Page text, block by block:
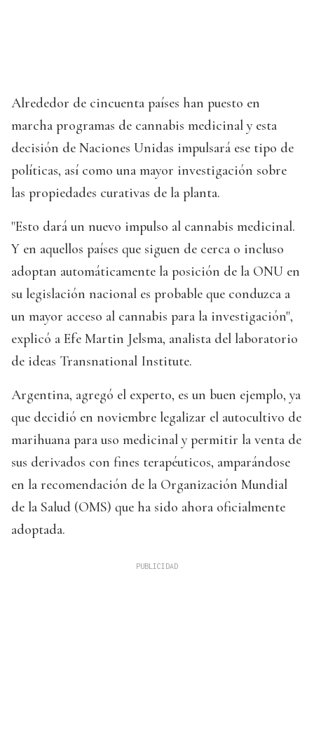
Alrededor de cincuenta países han puesto en
marcha programas de cannabis medicinal y esta
decisión de Naciones Unidas impulsará ese tipo de
políticas, así como una mayor investigación sobre
las propiedades curativas de la planta.
"Esto dará un nuevo impulso al cannabis medicinal.
Y en aquellos países que siguen de cerca o incluso
adoptan automáticamente la posición de la ONU en
su legislación nacional es probable que conduzca a
un mayor acceso al cannabis para la investigación",
explicó a Efe Martin Jelsma, analista del laboratorio
de ideas Transnational Institute.
Argentina, agregó el experto, es un buen ejemplo, ya
que decidió en noviembre legalizar el autocultivo de
marihuana para uso medicinal y permitir la venta de
sus derivados con fines terapéuticos, amparándose
en la recomendación de la Organización Mundial
de la Salud (OMS) que ha sido ahora oficialmente
adoptada.